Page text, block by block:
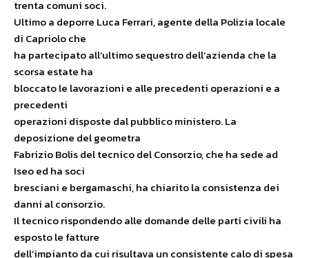
trenta comuni soci.
Ultimo a deporre Luca Ferrari, agente della Polizia locale
di Capriolo che
ha partecipato all’ultimo sequestro dell’azienda che la
scorsa estate ha
bloccato le lavorazioni e alle precedenti operazioni e a
precedenti
operazioni disposte dal pubblico ministero. La
deposizione del geometra
Fabrizio Bolis del tecnico del Consorzio, che ha sede ad
Iseo ed ha soci
bresciani e bergamaschi, ha chiarito la consistenza dei
danni al consorzio.
Il tecnico rispondendo alle domande delle parti civili ha
esposto le fatture
dell’impianto da cui risultava un consistente calo di spesa